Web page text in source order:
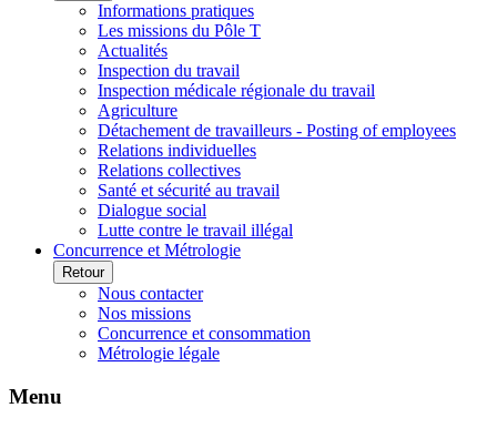
Informations pratiques
Les missions du Pôle T
Actualités
Inspection du travail
Inspection médicale régionale du travail
Agriculture
Détachement de travailleurs - Posting of employees
Relations individuelles
Relations collectives
Santé et sécurité au travail
Dialogue social
Lutte contre le travail illégal
Concurrence et Métrologie
Retour
Nous contacter
Nos missions
Concurrence et consommation
Métrologie légale
Menu